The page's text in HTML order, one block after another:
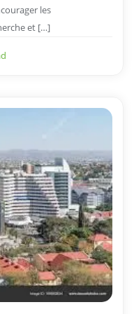
les
et […]